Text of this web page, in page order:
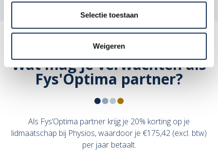
Selectie toestaan
Weigeren
Wat mag je verwachten als
Fys'Optima partner?
Als Fys’Optima partner krijg je 20% korting op je
lidmaatschap bij Physios, waardoor je €175,42 (excl. btw)
per jaar betaalt.